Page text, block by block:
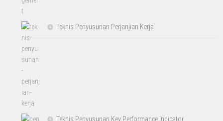
Teknis Penyusunan Perjanjian Kerja
Teknis Penyusunan Key Performance Indicator